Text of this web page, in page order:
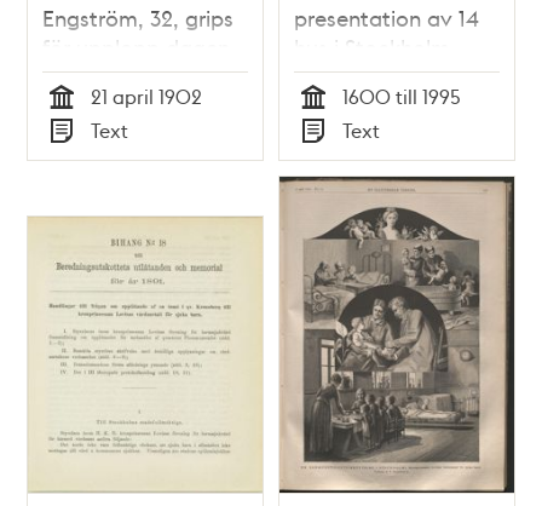
Engström, 32, grips
för upplopp dagen
efter
rösträttsdemonstration
1902
Tid
21 april 1902
Typ
Text
presentation av 14
hus i Stockholm
Tid
1600 till 1995
Typ
Text